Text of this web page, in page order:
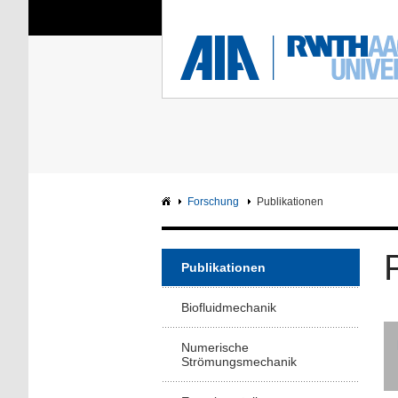
Sie sind hier: Aerodynamisches
RWTH
Forschung Publikationen
Publikationen
Biofluidmechanik
Numerische
Strömungsmechanik